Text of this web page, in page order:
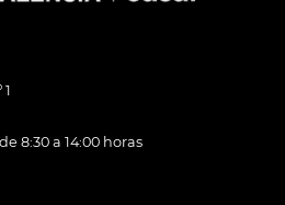
8:30 a 14:00 horas